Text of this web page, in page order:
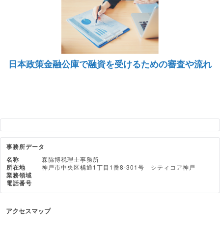
日本政策金融公庫で融資を受けるための審査や流れ
事務所データ
名称
森脇博税理士事務所
所在地 神戸市中央区橘通1丁目1番8-301号 シティコア神戸
業務領域
電話番号
アクセスマップ